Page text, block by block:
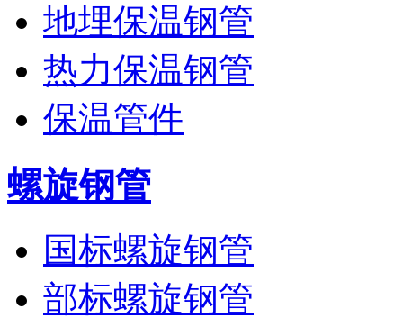
地埋保温钢管
热力保温钢管
保温管件
螺旋钢管
国标螺旋钢管
部标螺旋钢管